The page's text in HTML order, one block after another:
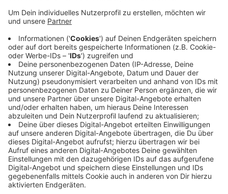
Missbrauch von Kindern nimmt zu“, sagte
Kammerpräsident Dr. Hans-Albert Gehle.
Kindesmisshandlung und kinderpornografisches
Material gebe es in allen sozialen Verhältnissen.
Inzwischen verbreiteten nicht nur Erwachsene aller
Bevölkerungsschichten, sondern auch immer mehr
Kinder und Jugendliche über ihre Smartphones
kinderpornografisches Material.
Anzeige
Trotz Bundeskinderschutzgesetz und der Einrichtung
sogenannter Frühwarnsysteme in allen Bundesländern
hätten Kinder noch immer keine verfassungsrechtlich
gesicherten Rechte. Elternrecht gehe immer noch vor